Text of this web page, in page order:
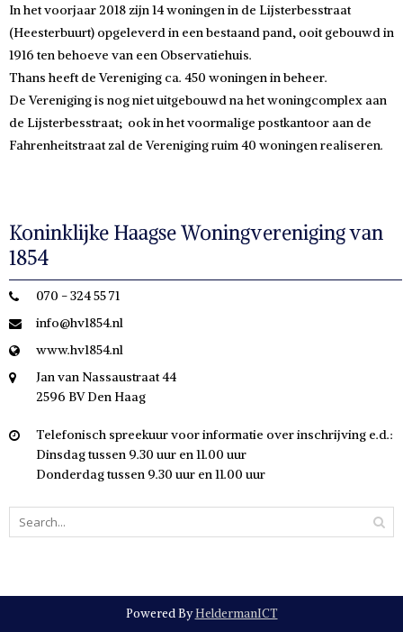
In het voorjaar 2018 zijn 14 woningen in de Lijsterbesstraat
(Heesterbuurt) opgeleverd in een bestaand pand, ooit gebouwd in
1916 ten behoeve van een Observatiehuis.
Thans heeft de Vereniging ca. 450 woningen in beheer.
De Vereniging is nog niet uitgebouwd na het woningcomplex aan
de Lijsterbesstraat; ook in het voormalige postkantoor aan de
Fahrenheitstraat zal de Vereniging ruim 40 woningen realiseren.
Koninklijke Haagse Woningvereniging van
1854
070 - 324 55 71
info@hv1854.nl
www.hv1854.nl
Jan van Nassaustraat 44
2596 BV Den Haag
Telefonisch spreekuur voor informatie over inschrijving e.d.:
Dinsdag tussen 9.30 uur en 11.00 uur
Donderdag tussen 9.30 uur en 11.00 uur
Powered ByHeldermanICT